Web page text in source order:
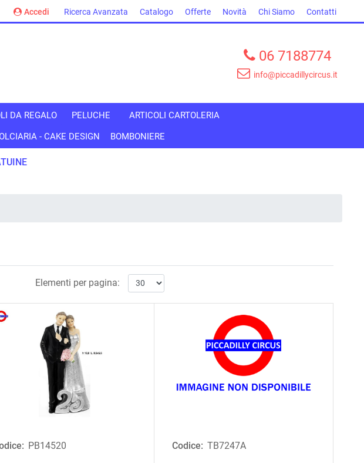
Ricerca Avanzata Catalogo Offerte Novità Chi Siamo Contatti
Accedi
06 7188774
info@piccadillycircus.it
DA REGALO PELUCHE
ARTICOLI CARTOLERIA
- CAKE DESIGN BOMBONIERE
Elementi per pagina:
PB14520 Codice: TB7247A